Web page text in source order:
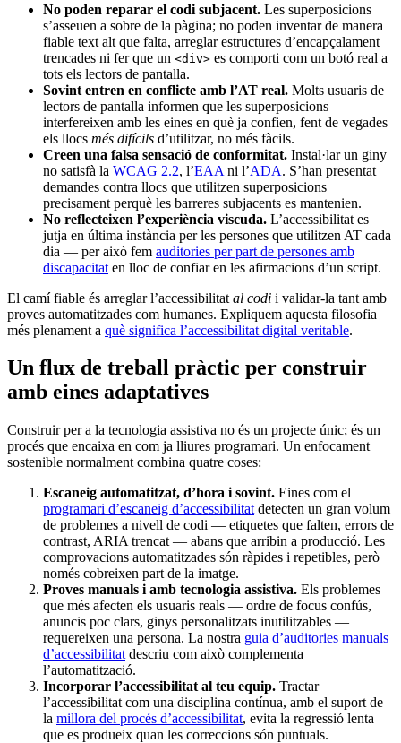
No poden reparar el codi subjacent. Les superposicions
s’asseuen a sobre de la pàgina; no poden inventar de manera
fiable text alt que falta, arreglar estructures d’encapçalament
trencades ni fer que un <div> es comporti com un botó real a
tots els lectors de pantalla.
Sovint entren en conflicte amb l’AT real. Molts usuaris de
lectors de pantalla informen que les superposicions
interfereixen amb les eines en què ja confien, fent de vegades
els llocs més difícils d’utilitzar, no més fàcils.
Creen una falsa sensació de conformitat. Instal·lar un giny
no satisfà la WCAG 2.2, l’EAA ni l’ADA. S’han presentat
demandes contra llocs que utilitzen superposicions
precisament perquè les barreres subjacents es mantenien.
No reflecteixen l’experiència viscuda. L’accessibilitat es
jutja en última instància per les persones que utilitzen AT cada
dia — per això fem auditories per part de persones amb
discapacitat en lloc de confiar en les afirmacions d’un script.
El camí fiable és arreglar l’accessibilitat al codi i validar-la tant amb
proves automatitzades com humanes. Expliquem aquesta filosofia
més plenament a què significa l’accessibilitat digital veritable.
Un flux de treball pràctic per construir
amb eines adaptatives
Construir per a la tecnologia assistiva no és un projecte únic; és un
procés que encaixa en com ja lliures programari. Un enfocament
sostenible normalment combina quatre coses:
Escaneig automatitzat, d’hora i sovint. Eines com el
programari d’escaneig d’accessibilitat detecten un gran volum
de problemes a nivell de codi — etiquetes que falten, errors de
contrast, ARIA trencat — abans que arribin a producció. Les
comprovacions automatitzades són ràpides i repetibles, però
només cobreixen part de la imatge.
Proves manuals i amb tecnologia assistiva. Els problemes
que més afecten els usuaris reals — ordre de focus confús,
anuncis poc clars, ginys personalitzats inutilitzables —
requereixen una persona. La nostra guia d’auditories manuals
d’accessibilitat descriu com això complementa
l’automatització.
Incorporar l’accessibilitat al teu equip. Tractar
l’accessibilitat com una disciplina contínua, amb el suport de
la millora del procés d’accessibilitat, evita la regressió lenta
que es produeix quan les correccions són puntuals.